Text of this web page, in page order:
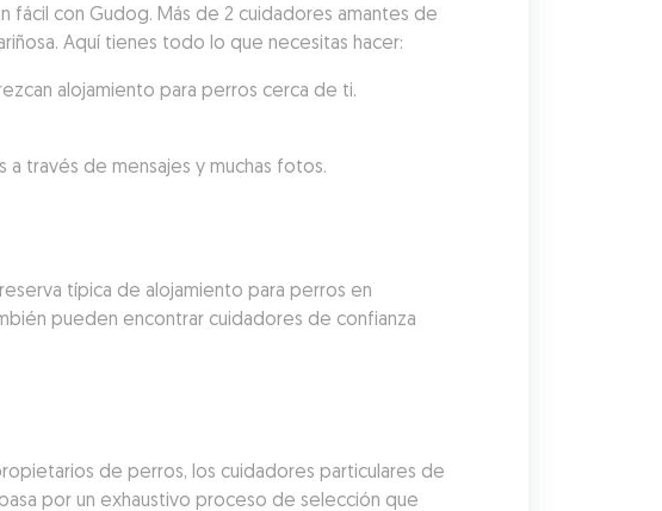
fácil con Gudog. Más de 2 cuidadores amantes de
Aquí tienes todo lo que necesitas hacer:
alojamiento para perros cerca de ti.
a través de mensajes y muchas fotos.
típica de alojamiento para perros en
pueden encontrar cuidadores de confianza
de perros, los cuidadores particulares de
por un exhaustivo proceso de selección que